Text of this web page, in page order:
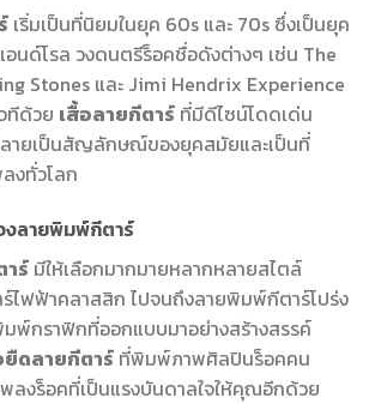
เริ่มเป็นที่นิยมในยุค 60s และ 70s ซึ่งเป็นยุค
นด์โรล วงดนตรีร็อคชื่อดังต่างๆ เช่น The
Stones และ Jimi Hendrix Experience
ทีด้วย เสื้อลายกีตาร์ ที่มีดีไซน์โดดเด่น
ลายเป็นสัญลักษณ์ของยุคสมัยและเป็นที่
งทั่วโลก
งลายพิมพ์กีตาร์
าร์ มีให้เลือกมากมายหลากหลายสไตล์
ฟฟ้าคลาสสิก ไปจนถึงลายพิมพ์กีตาร์โปร่ง
พ์กราฟิกที่ออกแบบมาอย่างสร้างสรรค์
ยืดลายกีตาร์ ที่พิมพ์ภาพศิลปินร็อคคน
ลงร็อคที่เป็นแรงบันดาลใจให้คุณอีกด้วย